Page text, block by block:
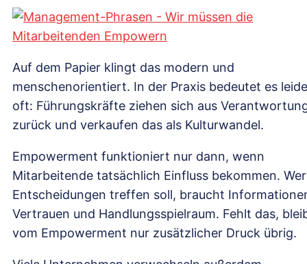
Auf dem Papier klingt das modern und
menschenorientiert. In der Praxis bedeutet es
oft: Führungskräfte ziehen sich aus
zurück und verkaufen das als Kulturwandel.
Empowerment funktioniert nur dann, wenn
Mitarbeitende tatsächlich Einfluss bekommen. Wer
Entscheidungen treffen soll, braucht
Vertrauen und Handlungsspielraum. Fehlt das,
vom Empowerment nur zusätzlicher Druck übrig.